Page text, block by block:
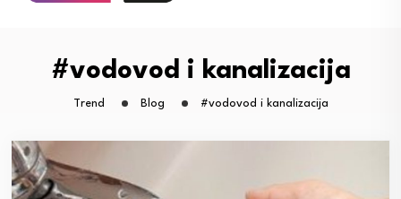
#vodovod i kanalizacija
Trend Blog #vodovod i kanalizacija